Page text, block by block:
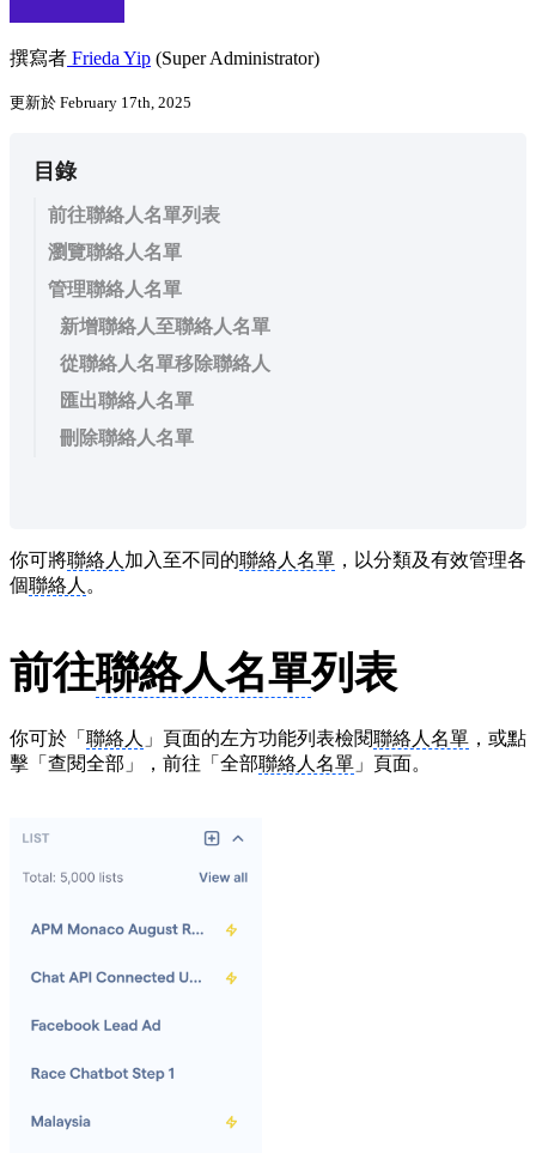
撰寫者 Frieda Yip (Super Administrator)
更新於 February 17th, 2025
目錄
前往聯絡人名單列表
瀏覽聯絡人名單
管理聯絡人名單
新增聯絡人至聯絡人名單
從聯絡人名單移除聯絡人
匯出聯絡人名單
刪除聯絡人名單
你可將聯絡人 加入至不同的聯絡人名單 ，以分類及有效管理各
個聯絡人 。
前往聯絡人名單列表
你可於「 聯絡人 」頁面的左方功能列表檢閱聯絡人名單 ，或點
擊「查閱全部」，前往「全部聯絡人名單 」頁面。